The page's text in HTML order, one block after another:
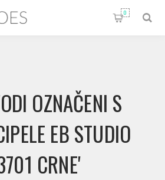
0
OZNAČENI S
EB STUDIO
CRNE'